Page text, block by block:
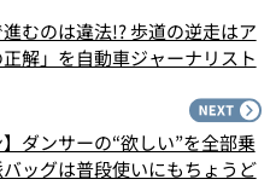
むのは違法!? 歩道の逆走はア
解」を自動車ジャーナリスト
ダンサーの“欲しい”を全部乗
ッグは普段使いにもちょうど